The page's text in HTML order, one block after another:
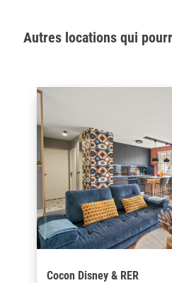
Autres locations qui
Cocon Disney & RER